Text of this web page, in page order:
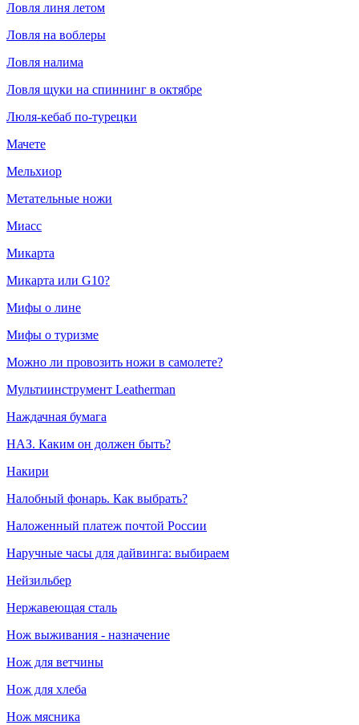
Ловля линя летом
Ловля на воблеры
Ловля налима
Ловля щуки на спиннинг в октябре
Люля-кебаб по-турецки
Мачете
Мельхиор
Метательные ножи
Миасс
Микарта
Микарта или G10?
Мифы о лине
Мифы о туризме
Можно ли провозить ножи в самолете?
Мультиинструмент Leatherman
Наждачная бумага
НАЗ. Каким он должен быть?
Накири
Налобный фонарь. Как выбрать?
Наложенный платеж почтой России
Наручные часы для дайвинга: выбираем
Нейзильбер
Нержавеющая сталь
Нож выживания - назначение
Нож для ветчины
Нож для хлеба
Нож мясника